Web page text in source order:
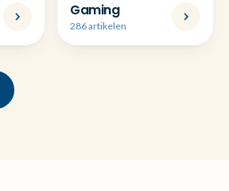
Gaming
286 artikelen